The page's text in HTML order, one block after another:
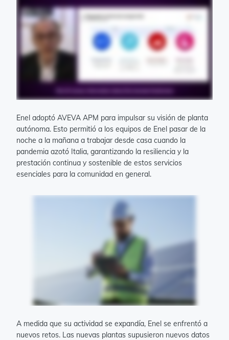
Enel adoptó AVEVA APM para impulsar su visión de planta
autónoma. Esto permitió a los equipos de Enel pasar de la
noche a la mañana a trabajar desde casa cuando la
pandemia azotó Italia, garantizando la resiliencia y la
prestación continua y sostenible de estos servicios
esenciales para la comunidad en general.
A medida que su actividad se expandía, Enel se enfrentó a
nuevos retos. Las nuevas plantas supusieron nuevos datos